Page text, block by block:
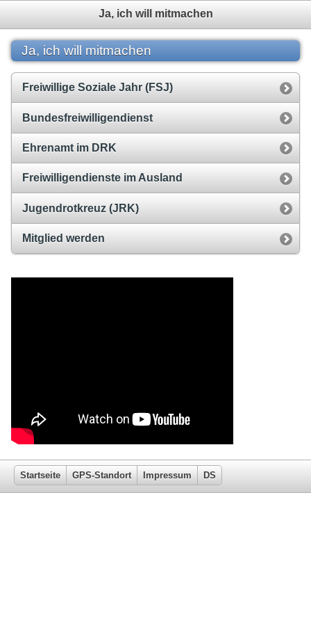
Ja, ich will mitmachen
Ja, ich will mitmachen
Freiwillige Soziale Jahr (FSJ)
Bundesfreiwilligendienst
Ehrenamt im DRK
Freiwilligendienste im Ausland
Jugendrotkreuz (JRK)
Mitglied werden
Startseite GPS-Standort Impressum DS